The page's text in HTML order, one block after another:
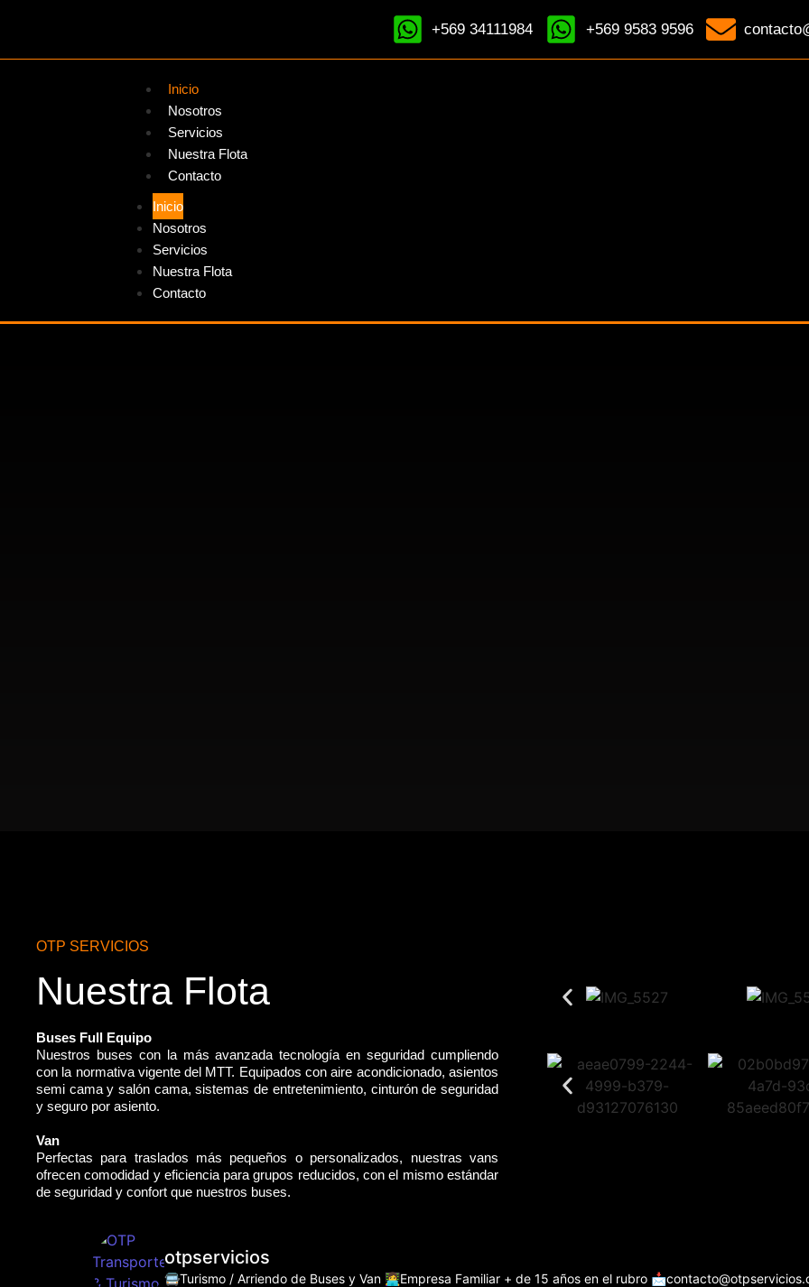
+569 34111984 +569 9583 9596
Inicio
Nosotros
Servicios
Nuestra Flota
Contacto
Inicio
Nosotros
Servicios
Nuestra Flota
Contacto
OTP SERVICIOS
Nuestra Flota
Buses Full Equipo
Nuestros buses con la más avanzada tecnología en seguridad cumpliendo
con la normativa vigente del MTT. Equipados con aire acondicionado, asientos
semi cama y salón cama, sistemas de entretenimiento, cinturón de seguridad
y seguro por asiento.
Van
Perfectas para traslados más pequeños o personalizados, nuestras vans
ofrecen comodidad y eficiencia para grupos reducidos, con el mismo estándar
de seguridad y confort que nuestros buses.
otpservicios
🚍Turismo / Arriendo de Buses y Van 👩‍💻Empresa Familiar + de 15 años en el rubro